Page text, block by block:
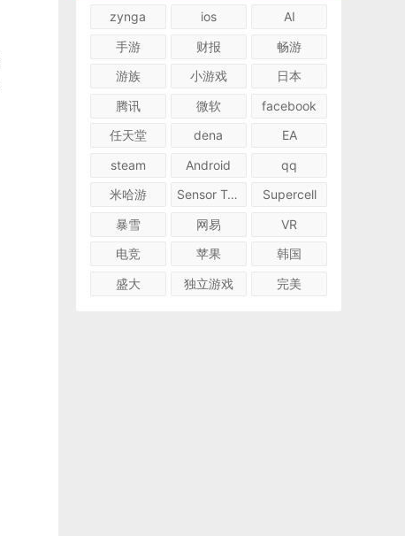
zynga ios
AI
手游
财报
畅游
游族
小游戏
日本
腾讯
微软
facebook
任天堂
dena
EA
steam
Android
qq
米哈游
Sensor Tower
Supercell
暴雪
网易
VR
电竞
苹果
韩国
盛大
独立游戏 完美